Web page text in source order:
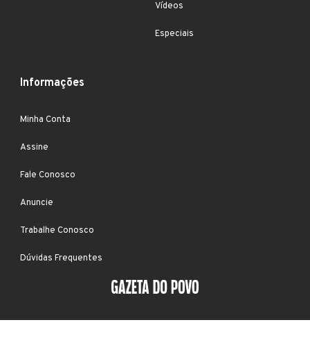
Vídeos
Especiais
Informações
Minha Conta
Assine
Fale Conosco
Anuncie
Trabalhe Conosco
Dúvidas Frequentes